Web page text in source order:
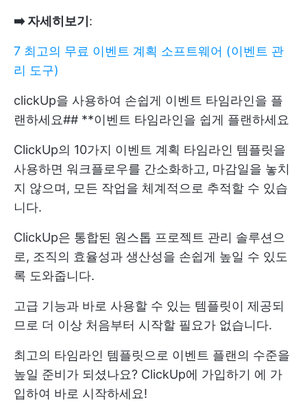
➡️ 자세히보기 :
7 최고의 무료 이벤트 계획 소프트웨어 (이벤트 관
리 도구)
clickUp을 사용하여 손쉽게 이벤트 타임라인을 플
랜하세요## **이벤트 타임라인을 쉽게 플랜하세요
ClickUp의 10가지 이벤트 계획 타임라인 템플릿을
사용하면 워크플로우를 간소화하고, 마감일을 놓치
지 않으며, 모든 작업을 체계적으로 추적할 수 있습
니다.
ClickUp은 통합된 원스톱 프로젝트 관리 솔루션으
로, 조직의 효율성과 생산성을 손쉽게 높일 수 있도
록 도와줍니다.
고급 기능과 바로 사용할 수 있는 템플릿이 제공되
므로 더 이상 처음부터 시작할 필요가 없습니다.
최고의 타임라인 템플릿으로 이벤트 플랜의 수준을
높일 준비가 되셨나요? ClickUp에 가입하기 에 가
입하여 바로 시작하세요!